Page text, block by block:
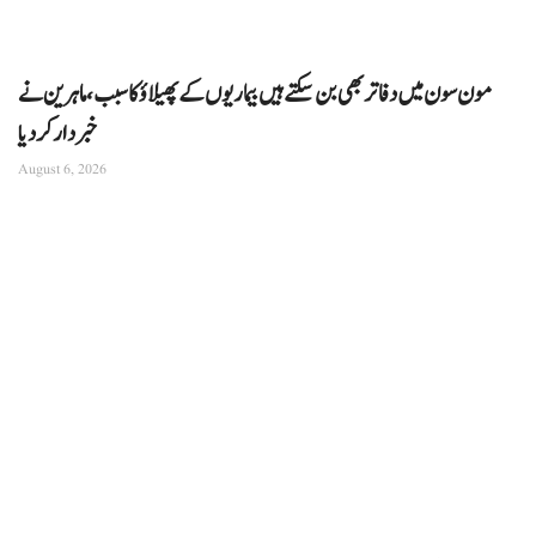
مون سون میں دفاتر بھی بن سکتے ہیں بیماریوں کے پھیلاؤ کا سبب، ماہرین نے
خبردار کر دیا
August 6, 2026